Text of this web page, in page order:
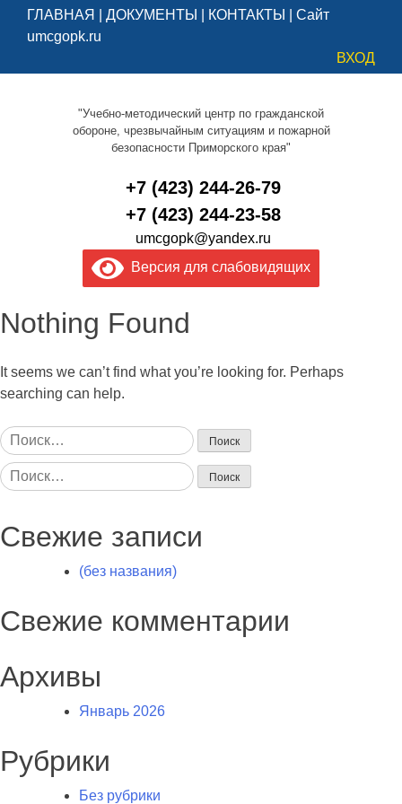
ГЛАВНАЯ ДОКУМЕНТЫ КОНТАКТЫ
Сайт
umcgopk.ru
ВХОД
"Учебно-методический центр по гражданской
обороне, чрезвычайным ситуациям и пожарной
безопасности Приморского края"
+7 (423) 244-26-79
+7 (423) 244-23-58
umcgopk@yandex.ru
Версия для слабовидящих
Nothing Found
It seems we can’t find what you’re looking for. Perhaps
searching can help.
Найти:
Найти:
Свежие записи
(без названия)
Свежие комментарии
Архивы
Январь 2026
Рубрики
Без рубрики